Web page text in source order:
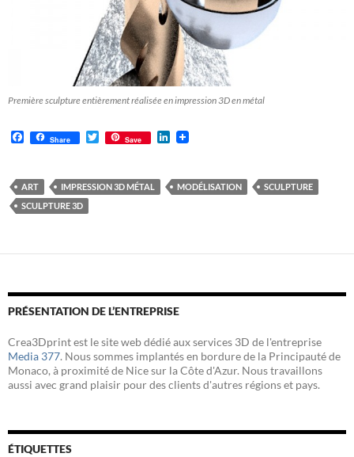
Première sculpture entièrement réalisée en impression 3D en métal
F
b
o
o
Share
T
t
Save
e
ART IMPRESSION 3D MÉTAL MODÉLISATION
SCULPTURE
SCULPTURE 3D
PRÉSENTATION DE L’ENTREPRISE
Crea3Dprint est le site web dédié aux services 3D de l'entreprise
Media 377. Nous sommes implantés en bordure de la Principauté de
Monaco, à proximité de Nice sur la Côte d'Azur. Nous travaillons
aussi avec grand plaisir pour des clients d'autres régions et pays.
ÉTIQUETTES